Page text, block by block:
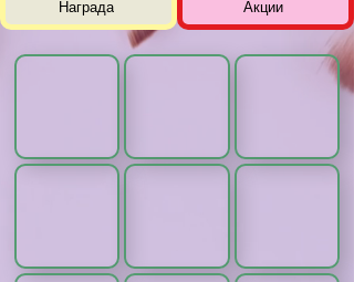
Награда Акции